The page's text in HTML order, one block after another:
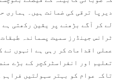
دیرپا ترقی کی ضمانت ہیں۔ ہماری
لے کر آگے بڑھنے پر یقین رکھتی ہے
ٹرانس جینڈرز سمیت پسماندہ
عملی اقدامات کر رہی ہے انہوں نے
تعلیم اور انفراسٹرکچر کے بڑے
تاکہ عوام کو بہتر سہولتیں